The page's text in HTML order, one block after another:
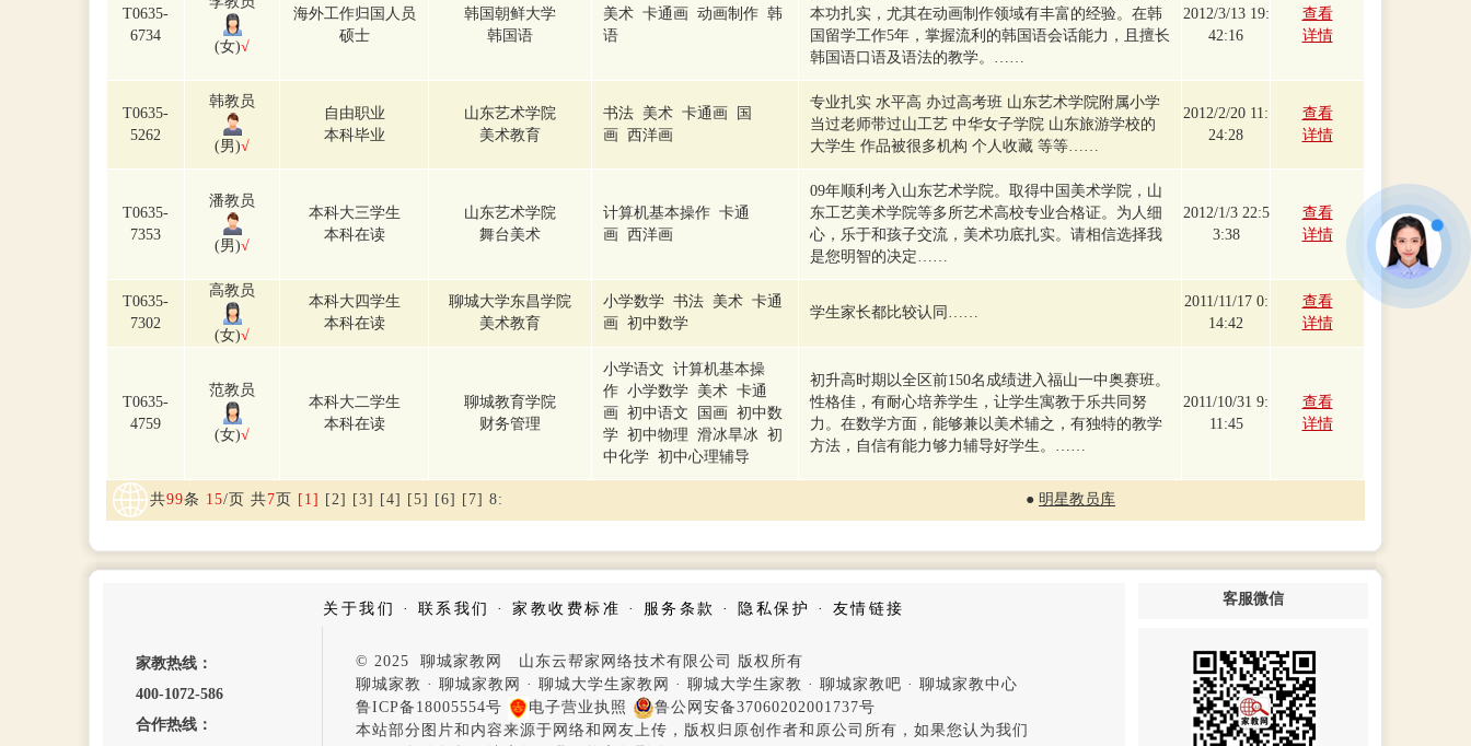
T0635-
6734
(女)√
海外工作归国人员
硕士
韩国朝鲜大学
韩国语
美术 卡通画 动画制作 韩
语
本功扎实，尤其在动画制作领域有丰富的经验。在韩
国留学工作5年，掌握流利的韩国语会话能力，且擅长
韩国语口语及语法的教学。……
2012/3/13 19:
42:16
查看
详情
T0635-
5262
韩教员
(男)√
自由职业
本科毕业
山东艺术学院
美术教育
书法 美术 卡通画 国
画 西洋画
专业扎实 水平高 办过高考班 山东艺术学院附属小学
当过老师带过山工艺 中华女子学院 山东旅游学校的
大学生 作品被很多机构 个人收藏 等等……
2012/2/20 11:
24:28
查看
详情
T0635-
7353
潘教员
(男)√
本科大三学生
本科在读
山东艺术学院
舞台美术
计算机基本操作 卡通
画 西洋画
09年顺利考入山东艺术学院。取得中国美术学院，山
东工艺美术学院等多所艺术高校专业合格证。为人细
心，乐于和孩子交流，美术功底扎实。请相信选择我
是您明智的决定……
2012/1/3 22:5
3:38
查看
详情
T0635-
7302
高教员
(女)√
本科大四学生
本科在读
聊城大学东昌学院
美术教育
小学数学 书法 美术 卡通
画 初中数学
学生家长都比较认同……
2011/11/17 0:
14:42
查看
详情
T0635-
4759
范教员
(女)√
本科大二学生
本科在读
聊城教育学院
财务管理
小学语文 计算机基本操
作 小学数学 美术 卡通
画 初中语文 国画 初中数
学 初中物理 滑冰旱冰 初
中化学 初中心理辅导
初升高时期以全区前150名成绩进入福山一中奥赛班。
性格佳，有耐心培养学生，让学生寓教于乐共同努
力。在数学方面，能够兼以美术辅之，有独特的教学
方法，自信有能力够力辅导好学生。……
2011/10/31 9:
11:45
查看
详情
共99条 15/页 共7页 [1] [2] [3] [4] [5] [6] [7] 8: ● 明星教员库
关于我们 · 联系我们 ·家教收费标准 · 服务条款 · 隐私保护 · 友情链接
家教热线：
400-1072-586
合作热线：
© 2025 聊城家教网 山东云帮家网络技术有限公司 版权所有
聊城家教 · 聊城家教网 · 聊城大学生家教网 · 聊城大学生家教 · 聊城家教吧 · 聊城家教中心
鲁ICP备18005554号
电子营业执照
鲁公网安备37060202001737号
本站部分图片和内容来源于网络和网友上传，版权归原创作者和原公司所有，如果您认为我们
客服微信